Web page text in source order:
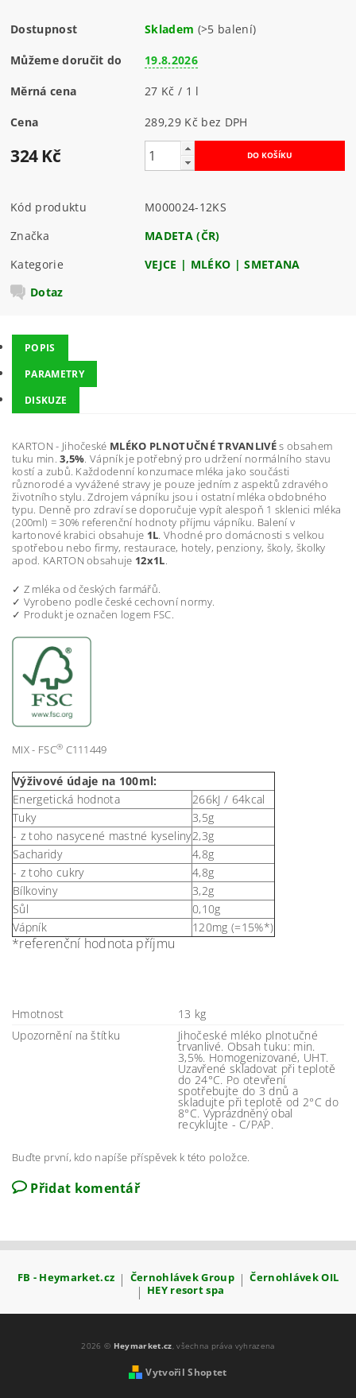
Dostupnost Skladem (>5 balení)
Můžeme doručit do 19.8.2026
Měrná cena 27 Kč / 1 l
Cena 289,29 Kč bez DPH
324 Kč
Kód produktu
M000024-12KS
Značka
MADETA (ČR)
Kategorie
VEJCE | MLÉKO | SMETANA
Dotaz
POPIS
PARAMETRY
DISKUZE
KARTON - Jihočeské MLÉKO PLNOTUČNÉ TRVANLIVÉs obsahem
tuku min.3,5% . Vápník je potřebný pro udržení normálního stavu
kostí a zubů. Každodenní konzumace mléka jako součásti
různorodé a vyvážené stravy je pouze jedním z aspektů zdravého
životního stylu. Zdrojem vápníku jsou i ostatní mléka obdobného
typu. Denně pro zdraví se doporučuje vypít alespoň 1 sklenici mléka
(200ml) = 30% referenční hodnoty příjmu vápníku. Balení v
kartonové krabici obsahuje 1L . Vhodné pro domácnosti s velkou
spotřebou nebo firmy, restaurace, hotely, penziony, školy, školky
apod. KARTON obsahuje 12x1L
✓ Z mléka od českých farmářů.
✓ Vyrobeno podle české cechovní normy.
✓ Produkt je označen logem FSC.
MIX - FSC® C111449
Výživové údaje na 100ml:
Energetická hodnota
266kJ / 64kcal
Tuky
3,5g
- z toho nasycené mastné kyseliny2,3g
Sacharidy
4,8g
- z toho cukry
4,8g
Bílkoviny
3,2g
Sůl
0,10g
Vápník
120mg (=15%*)
*referenční hodnota příjmu
Hmotnost
13 kg
Upozornění na štítku
Jihočeské mléko plnotučné
trvanlivé. Obsah tuku: min.
3,5%. Homogenizované, UHT.
Uzavřené skladovat při teplotě
do 24°C. Po otevření
spotřebujte do 3 dnů a
skladujte při teplotě od 2°C do
8°C. Vyprázdněný obal
recyklujte - C/PAP.
Buďte první, kdo napíše příspěvek k této položce.
Přidat komentář
FB - Heymarket.cz | Černohlávek Group | Černohlávek OIL
| HEY resort spa
2026 © Heymarket.cz, všechna práva vyhrazena
Vytvořil Shoptet